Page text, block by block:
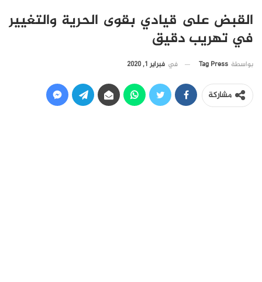
القبض على قيادي بقوى الحرية والتغيير
في تهريب دقيق
بواسطة Tag Press في فبراير 1, 2020
مشاركة